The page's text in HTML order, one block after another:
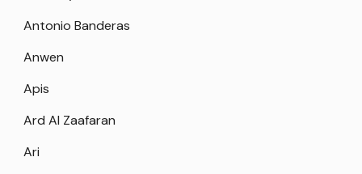
Antonio Banderas
Anwen
Apis
Ard Al Zaafaran
Ari